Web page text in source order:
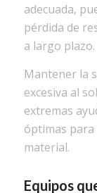
adecuada,
pérdida de
a largo plazo.
Mantener la
excesiva al
extremas
óptimas
material.
Equipos